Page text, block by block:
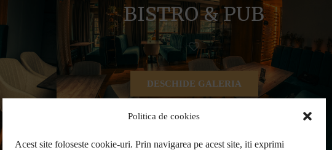
Politica de cookies
Acest site foloseste cookie-uri. Prin navigarea pe acest site, iti exprimi
BISTRO & PUB
DESCHIDE GALERIA